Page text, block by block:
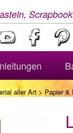
aller Art> Papier &